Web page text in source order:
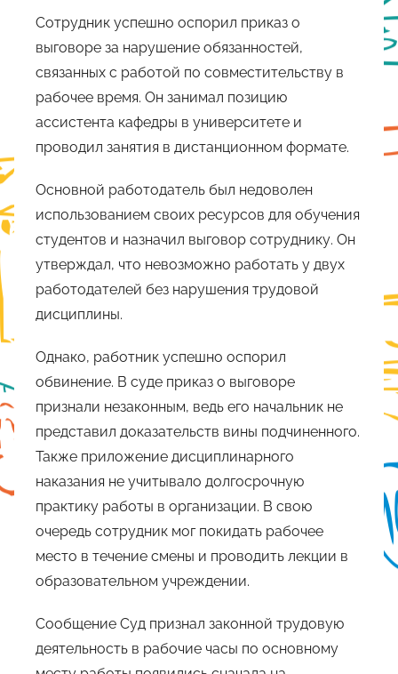
Сотрудник успешно оспорил приказ о
выговоре за нарушение обязанностей,
связанных с работой по совместительству в
рабочее время. Он занимал позицию
ассистента кафедры в университете и
проводил занятия в дистанционном формате.
Основной работодатель был недоволен
использованием своих ресурсов для обучения
студентов и назначил выговор сотруднику. Он
утверждал, что невозможно работать у двух
работодателей без нарушения трудовой
дисциплины.
Однако, работник успешно оспорил
обвинение. В суде приказ о выговоре
признали незаконным, ведь его начальник не
представил доказательств вины подчиненного.
Также приложение дисциплинарного
наказания не учитывало долгосрочную
практику работы в организации. В свою
очередь сотрудник мог покидать рабочее
место в течение смены и проводить лекции в
образовательном учреждении.
Сообщение Суд признал законной трудовую
деятельность в рабочие часы по основному